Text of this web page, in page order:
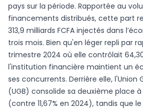
pays sur la période. Rapportée au
financements distribués, cette part
313,9 milliards FCFA injectés dans
trois mois. Bien qu'en léger repli par
trimestre 2024 où elle contrôlait
l'institution financière maintient un
ses concurrents. Derrière elle, l'Union
(UGB) consolide sa deuxième place à
(contre 11,67% en 2024), tandis que